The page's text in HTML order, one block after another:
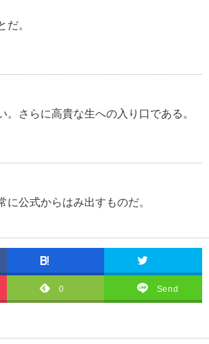
だ。
。さらに高貴な生への入り口である。
に公式からはみ出すものだ。
0 Send